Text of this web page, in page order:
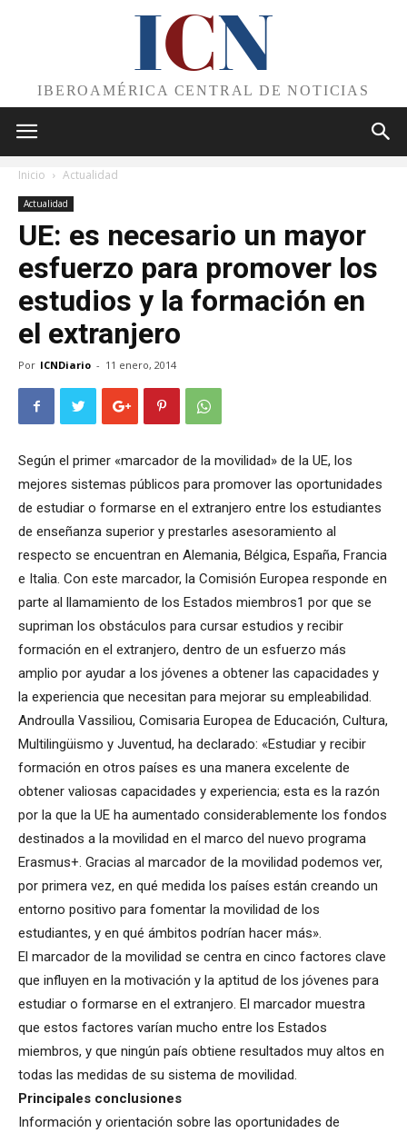
ICN
IBEROAMÉRICA CENTRAL DE NOTICIAS
Inicio Actualidad
Actualidad
UE: es necesario un mayor
esfuerzo para promover los
estudios y la formación en
el extranjero
Por ICNDiario - 11 enero, 2014
Según el primer «marcador de la movilidad» de la UE, los
mejores sistemas públicos para promover las oportunidades
de estudiar o formarse en el extranjero entre los estudiantes
de enseñanza superior y prestarles asesoramiento al
respecto se encuentran en Alemania, Bélgica, España, Francia
e Italia. Con este marcador, la Comisión Europea responde en
parte al llamamiento de los Estados miembros1 por que se
supriman los obstáculos para cursar estudios y recibir
formación en el extranjero, dentro de un esfuerzo más
amplio por ayudar a los jóvenes a obtener las capacidades y
la experiencia que necesitan para mejorar su empleabilidad.
Androulla Vassiliou, Comisaria Europea de Educación, Cultura,
Multilingüismo y Juventud, ha declarado: «Estudiar y recibir
formación en otros países es una manera excelente de
obtener valiosas capacidades y experiencia; esta es la razón
por la que la UE ha aumentado considerablemente los fondos
destinados a la movilidad en el marco del nuevo programa
Erasmus+. Gracias al marcador de la movilidad podemos ver,
por primera vez, en qué medida los países están creando un
entorno positivo para fomentar la movilidad de los
estudiantes, y en qué ámbitos podrían hacer más».
El marcador de la movilidad se centra en cinco factores clave
que influyen en la motivación y la aptitud de los jóvenes para
estudiar o formarse en el extranjero. El marcador muestra
que estos factores varían mucho entre los Estados
miembros, y que ningún país obtiene resultados muy altos en
todas las medidas de su sistema de movilidad.
Principales conclusiones
Información y orientación sobre las oportunidades de